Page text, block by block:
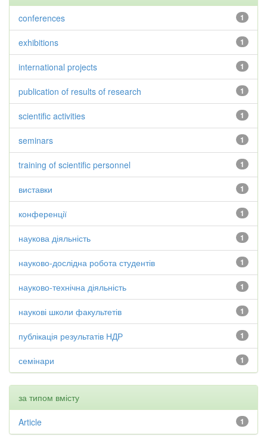
1
conferences
1
exhibitions
1
international projects
1
publication of results of research
1
scientific activities
1
seminars
1
training of scientific personnel
1
виставки
1
конференції
1
наукова діяльність
1
науково-дослідна робота студентів
1
науково-технічна діяльність
1
наукові школи факультетів
1
публікація результатів НДР
1
семінари
за типом вмісту
1
Article